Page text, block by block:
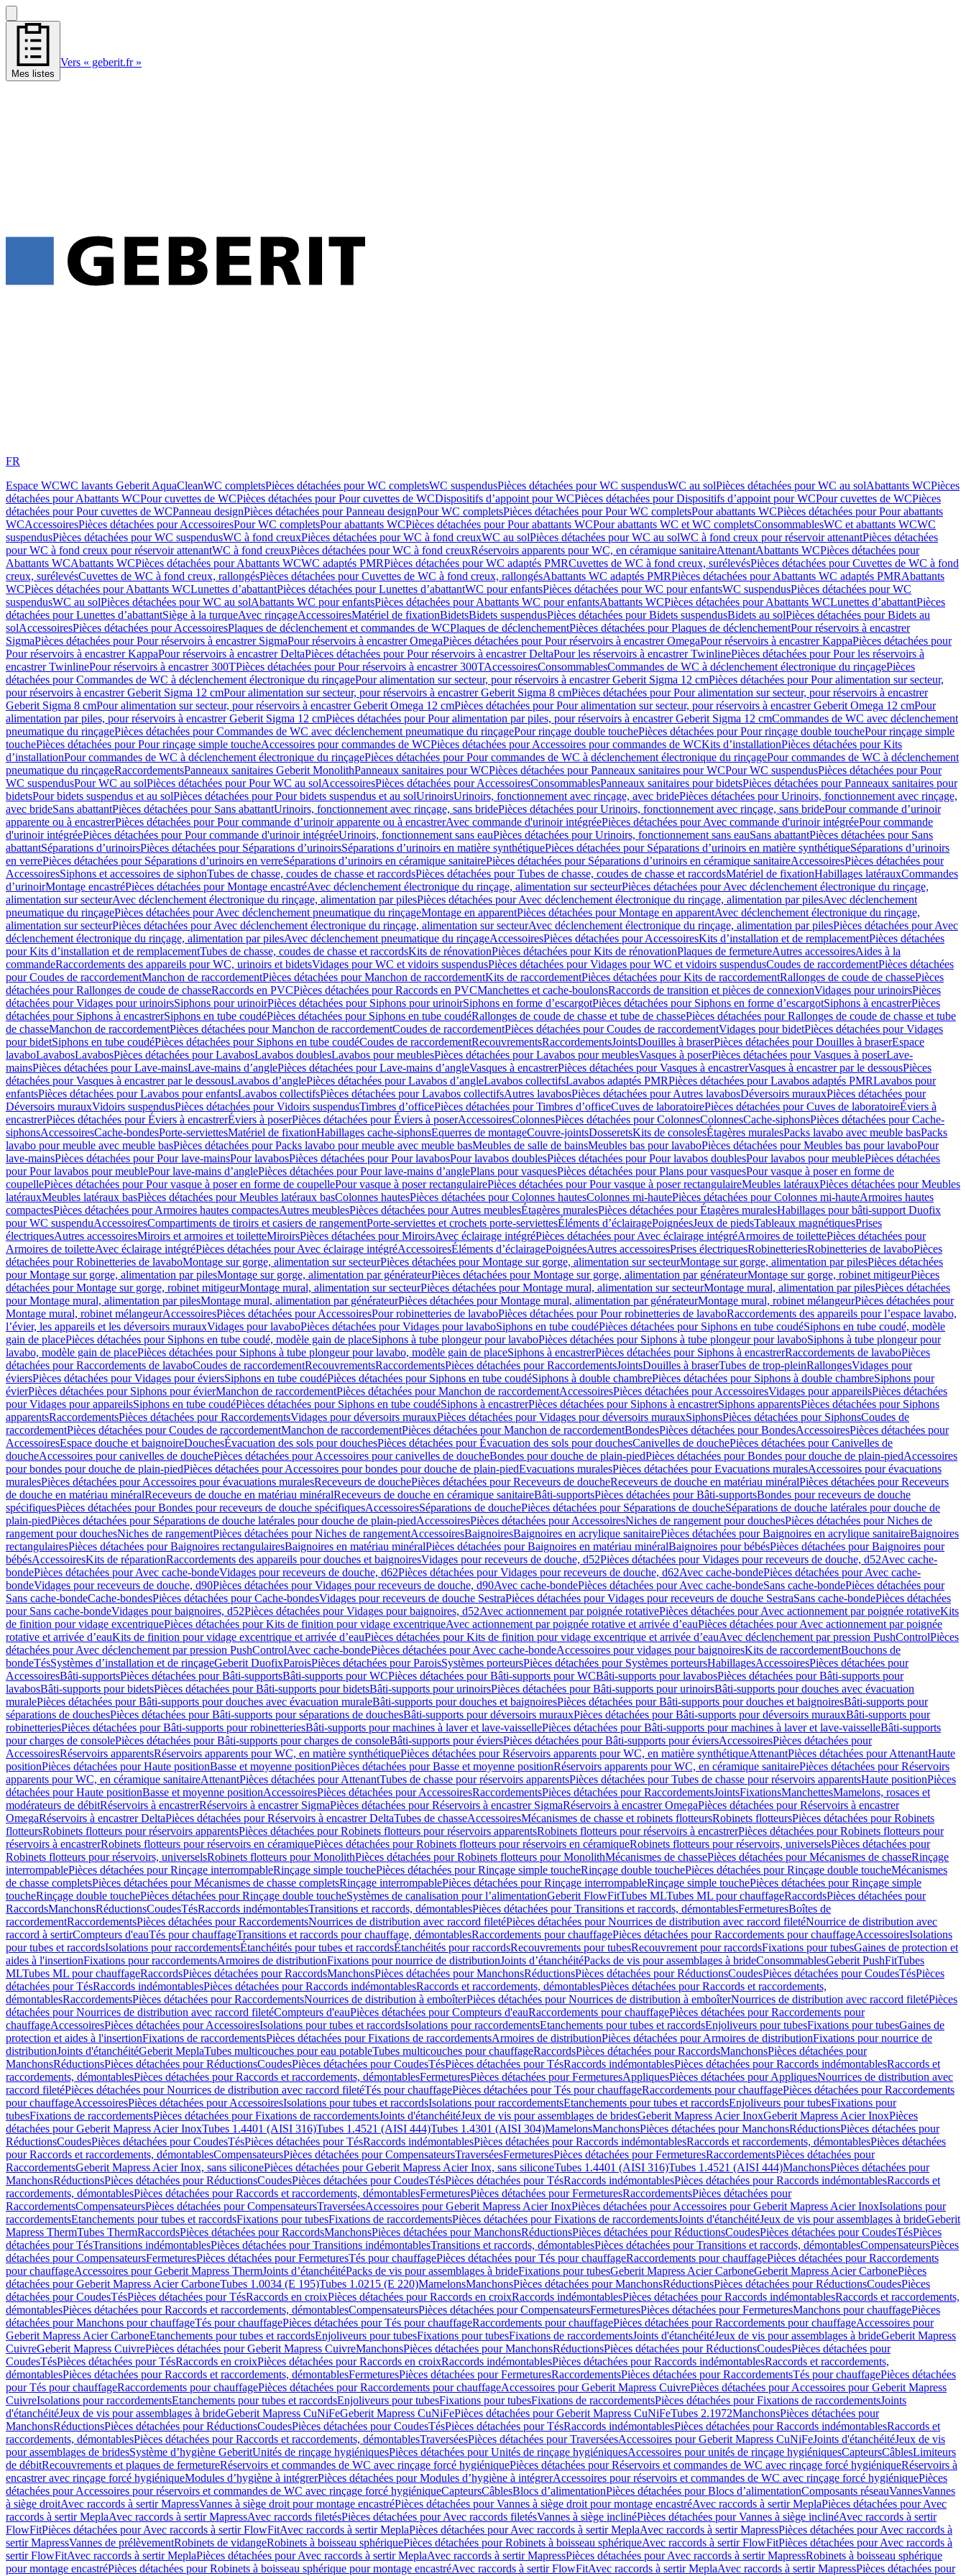
Mes listes
Vers « geberit.fr »
FR
Espace WCWC lavants Geberit AquaCleanWC completsPièces détachées pour WC completsWC suspendusPièces détachées pour WC suspendusWC au solPièces détachées pour WC au solAbattants WCPièces
détachées pour Abattants WCPour cuvettes de WCPièces détachées pour Pour cuvettes de WCDispositifs d’appoint pour WCPièces détachées pour Dispositifs d’appoint pour WCPour cuvettes de WCPièces
détachées pour Pour cuvettes de WCPanneau designPièces détachées pour Panneau designPour WC completsPièces détachées pour Pour WC completsPour abattants WCPièces détachées pour Pour abattants
WCAccessoiresPièces détachées pour AccessoiresPour WC completsPour abattants WCPièces détachées pour Pour abattants WCPour abattants WC et WC completsConsommablesWC et abattants WCWC
suspendusPièces détachées pour WC suspendusWC à fond creuxPièces détachées pour WC à fond creuxWC au solPièces détachées pour WC au solWC à fond creux pour réservoir attenantPièces détachées
pour WC à fond creux pour réservoir attenantWC à fond creuxPièces détachées pour WC à fond creuxRéservoirs apparents pour WC, en céramique sanitaireAttenantAbattants WCPièces détachées pour
Abattants WCAbattants WCPièces détachées pour Abattants WCWC adaptés PMRPièces détachées pour WC adaptés PMRCuvettes de WC à fond creux, surélevésPièces détachées pour Cuvettes de WC à fond
creux, surélevésCuvettes de WC à fond creux, rallongésPièces détachées pour Cuvettes de WC à fond creux, rallongésAbattants WC adaptés PMRPièces détachées pour Abattants WC adaptés PMRAbattants
WCPièces détachées pour Abattants WCLunettes d’abattantPièces détachées pour Lunettes d’abattantWC pour enfantsPièces détachées pour WC pour enfantsWC suspendusPièces détachées pour WC
suspendusWC au solPièces détachées pour WC au solAbattants WC pour enfantsPièces détachées pour Abattants WC pour enfantsAbattants WCPièces détachées pour Abattants WCLunettes d’abattantPièces
détachées pour Lunettes d’abattantSiège à la turqueAvec rinçageAccessoiresMatériel de fixationBidetsBidets suspendusPièces détachées pour Bidets suspendusBidets au solPièces détachées pour Bidets au
solAccessoiresPièces détachées pour AccessoiresPlaques de déclenchement et commandes de WCPlaques de déclenchementPièces détachées pour Plaques de déclenchementPour réservoirs à encastrer
SigmaPièces détachées pour Pour réservoirs à encastrer SigmaPour réservoirs à encastrer OmegaPièces détachées pour Pour réservoirs à encastrer OmegaPour réservoirs à encastrer KappaPièces détachées pour
Pour réservoirs à encastrer KappaPour réservoirs à encastrer DeltaPièces détachées pour Pour réservoirs à encastrer DeltaPour les réservoirs à encastrer TwinlinePièces détachées pour Pour les réservoirs à
encastrer TwinlinePour réservoirs à encastrer 300TPièces détachées pour Pour réservoirs à encastrer 300TAccessoiresConsommablesCommandes de WC à déclenchement électronique du rinçagePièces
détachées pour Commandes de WC à déclenchement électronique du rinçagePour alimentation sur secteur, pour réservoirs à encastrer Geberit Sigma 12 cmPièces détachées pour Pour alimentation sur secteur,
pour réservoirs à encastrer Geberit Sigma 12 cmPour alimentation sur secteur, pour réservoirs à encastrer Geberit Sigma 8 cmPièces détachées pour Pour alimentation sur secteur, pour réservoirs à encastrer
Geberit Sigma 8 cmPour alimentation sur secteur, pour réservoirs à encastrer Geberit Omega 12 cmPièces détachées pour Pour alimentation sur secteur, pour réservoirs à encastrer Geberit Omega 12 cmPour
alimentation par piles, pour réservoirs à encastrer Geberit Sigma 12 cmPièces détachées pour Pour alimentation par piles, pour réservoirs à encastrer Geberit Sigma 12 cmCommandes de WC avec déclenchement
pneumatique du rinçagePièces détachées pour Commandes de WC avec déclenchement pneumatique du rinçagePour rinçage double touchePièces détachées pour Pour rinçage double touchePour rinçage simple
touchePièces détachées pour Pour rinçage simple toucheAccessoires pour commandes de WCPièces détachées pour Accessoires pour commandes de WCKits d’installationPièces détachées pour Kits
d’installationPour commandes de WC à déclenchement électronique du rinçagePièces détachées pour Pour commandes de WC à déclenchement électronique du rinçagePour commandes de WC à déclenchement
pneumatique du rinçageRaccordementsPanneaux sanitaires Geberit MonolithPanneaux sanitaires pour WCPièces détachées pour Panneaux sanitaires pour WCPour WC suspendusPièces détachées pour Pour
WC suspendusPour WC au solPièces détachées pour Pour WC au solAccessoiresPièces détachées pour AccessoiresConsommablesPanneaux sanitaires pour bidetsPièces détachées pour Panneaux sanitaires pour
bidetsPour bidets suspendus et au solPièces détachées pour Pour bidets suspendus et au solUrinoirsUrinoirs, fonctionnement avec rinçage, avec bridePièces détachées pour Urinoirs, fonctionnement avec rinçage,
avec brideSans abattantPièces détachées pour Sans abattantUrinoirs, fonctionnement avec rinçage, sans bridePièces détachées pour Urinoirs, fonctionnement avec rinçage, sans bridePour commande d’urinoir
apparente ou à encastrerPièces détachées pour Pour commande d’urinoir apparente ou à encastrerAvec commande d'urinoir intégréePièces détachées pour Avec commande d'urinoir intégréePour commande
d'urinoir intégréePièces détachées pour Pour commande d'urinoir intégréeUrinoirs, fonctionnement sans eauPièces détachées pour Urinoirs, fonctionnement sans eauSans abattantPièces détachées pour Sans
abattantSéparations d’urinoirsPièces détachées pour Séparations d’urinoirsSéparations d’urinoirs en matière synthétiquePièces détachées pour Séparations d’urinoirs en matière synthétiqueSéparations d’urinoirs
en verrePièces détachées pour Séparations d’urinoirs en verreSéparations d’urinoirs en céramique sanitairePièces détachées pour Séparations d’urinoirs en céramique sanitaireAccessoiresPièces détachées pour
AccessoiresSiphons et accessoires de siphonTubes de chasse, coudes de chasse et raccordsPièces détachées pour Tubes de chasse, coudes de chasse et raccordsMatériel de fixationHabillages latérauxCommandes
dʼurinoirMontage encastréPièces détachées pour Montage encastréAvec déclenchement électronique du rinçage, alimentation sur secteurPièces détachées pour Avec déclenchement électronique du rinçage,
alimentation sur secteurAvec déclenchement électronique du rinçage, alimentation par pilesPièces détachées pour Avec déclenchement électronique du rinçage, alimentation par pilesAvec déclenchement
pneumatique du rinçagePièces détachées pour Avec déclenchement pneumatique du rinçageMontage en apparentPièces détachées pour Montage en apparentAvec déclenchement électronique du rinçage,
alimentation sur secteurPièces détachées pour Avec déclenchement électronique du rinçage, alimentation sur secteurAvec déclenchement électronique du rinçage, alimentation par pilesPièces détachées pour Avec
déclenchement électronique du rinçage, alimentation par pilesAvec déclenchement pneumatique du rinçageAccessoiresPièces détachées pour AccessoiresKits d’installation et de remplacementPièces détachées
pour Kits d’installation et de remplacementTubes de chasse, coudes de chasse et raccordsKits de rénovationPièces détachées pour Kits de rénovationPlaques de fermetureAutres accessoiresAides à la
commandeRaccordements des appareils pour WC, urinoirs et bidetsVidages pour WC et vidoirs suspendusPièces détachées pour Vidages pour WC et vidoirs suspendusCoudes de raccordementPièces détachées
pour Coudes de raccordementManchon de raccordementPièces détachées pour Manchon de raccordementKits de raccordementPièces détachées pour Kits de raccordementRallonges de coude de chassePièces
détachées pour Rallonges de coude de chasseRaccords en PVCPièces détachées pour Raccords en PVCManchettes et cache-boulonsRaccords de transition et pièces de connexionVidages pour urinoirsPièces
détachées pour Vidages pour urinoirsSiphons pour urinoirPièces détachées pour Siphons pour urinoirSiphons en forme d’escargotPièces détachées pour Siphons en forme d’escargotSiphons à encastrerPièces
détachées pour Siphons à encastrerSiphons en tube coudéPièces détachées pour Siphons en tube coudéRallonges de coude de chasse et tube de chassePièces détachées pour Rallonges de coude de chasse et tube
de chasseManchon de raccordementPièces détachées pour Manchon de raccordementCoudes de raccordementPièces détachées pour Coudes de raccordementVidages pour bidetPièces détachées pour Vidages
pour bidetSiphons en tube coudéPièces détachées pour Siphons en tube coudéCoudes de raccordementRecouvrementsRaccordementsJointsDouilles à braserPièces détachées pour Douilles à braserEspace
lavaboLavabosLavabosPièces détachées pour LavabosLavabos doublesLavabos pour meublesPièces détachées pour Lavabos pour meublesVasques à poserPièces détachées pour Vasques à poserLave-
mainsPièces détachées pour Lave-mainsLave-mains d’anglePièces détachées pour Lave-mains d’angleVasques à encastrerPièces détachées pour Vasques à encastrerVasques à encastrer par le dessousPièces
détachées pour Vasques à encastrer par le dessousLavabos d’anglePièces détachées pour Lavabos d’angleLavabos collectifsLavabos adaptés PMRPièces détachées pour Lavabos adaptés PMRLavabos pour
enfantsPièces détachées pour Lavabos pour enfantsLavabos collectifsPièces détachées pour Lavabos collectifsAutres lavabosPièces détachées pour Autres lavabosDéversoirs murauxPièces détachées pour
Déversoirs murauxVidoirs suspendusPièces détachées pour Vidoirs suspendusTimbres dʼofficePièces détachées pour Timbres dʼofficeCuves de laboratoirePièces détachées pour Cuves de laboratoireÉviers à
encastrerPièces détachées pour Éviers à encastrerÉviers à poserPièces détachées pour Éviers à poserAccessoiresColonnesPièces détachées pour ColonnesColonnesCache-siphonsPièces détachées pour Cache-
siphonsAccessoiresCache-bondesPorte-serviettesMatériel de fixationHabillages cache-siphonsEquerres de montageCouvre-jointsDosseretsKits de consolesÉtagères muralesPacks lavabo avec meuble basPacks
lavabo pour meuble avec meuble basPièces détachées pour Packs lavabo pour meuble avec meuble basMeubles de salle de bainsMeubles bas pour lavaboPièces détachées pour Meubles bas pour lavaboPour
lave-mainsPièces détachées pour Pour lave-mainsPour lavabosPièces détachées pour Pour lavabosPour lavabos doublesPièces détachées pour Pour lavabos doublesPour lavabos pour meublePièces détachées
pour Pour lavabos pour meublePour lave-mains d’anglePièces détachées pour Pour lave-mains d’anglePlans pour vasquesPièces détachées pour Plans pour vasquesPour vasque à poser en forme de
coupellePièces détachées pour Pour vasque à poser en forme de coupellePour vasque à poser rectangulairePièces détachées pour Pour vasque à poser rectangulaireMeubles latérauxPièces détachées pour Meubles
latérauxMeubles latéraux basPièces détachées pour Meubles latéraux basColonnes hautesPièces détachées pour Colonnes hautesColonnes mi-hautePièces détachées pour Colonnes mi-hauteArmoires hautes
compactesPièces détachées pour Armoires hautes compactesAutres meublesPièces détachées pour Autres meublesÉtagères muralesPièces détachées pour Étagères muralesHabillages pour bâti-support Duofix
pour WC suspenduAccessoiresCompartiments de tiroirs et casiers de rangementPorte-serviettes et crochets porte-serviettesÉléments d’éclairagePoignéesJeux de piedsTableaux magnétiquesPrises
électriquesAutres accessoiresMiroirs et armoires et toiletteMiroirsPièces détachées pour MiroirsAvec éclairage intégréPièces détachées pour Avec éclairage intégréArmoires de toilettePièces détachées pour
Armoires de toiletteAvec éclairage intégréPièces détachées pour Avec éclairage intégréAccessoiresÉléments d’éclairagePoignéesAutres accessoiresPrises électriquesRobinetteriesRobinetteries de lavaboPièces
détachées pour Robinetteries de lavaboMontage sur gorge, alimentation sur secteurPièces détachées pour Montage sur gorge, alimentation sur secteurMontage sur gorge, alimentation par pilesPièces détachées
pour Montage sur gorge, alimentation par pilesMontage sur gorge, alimentation par générateurPièces détachées pour Montage sur gorge, alimentation par générateurMontage sur gorge, robinet mitigeurPièces
détachées pour Montage sur gorge, robinet mitigeurMontage mural, alimentation sur secteurPièces détachées pour Montage mural, alimentation sur secteurMontage mural, alimentation par pilesPièces détachées
pour Montage mural, alimentation par pilesMontage mural, alimentation par générateurPièces détachées pour Montage mural, alimentation par générateurMontage mural, robinet mélangeurPièces détachées pour
Montage mural, robinet mélangeurAccessoiresPièces détachées pour AccessoiresPour robinetteries de lavaboPièces détachées pour Pour robinetteries de lavaboRaccordements des appareils pour l’espace lavabo,
l’évier, les appareils et les déversoirs murauxVidages pour lavaboPièces détachées pour Vidages pour lavaboSiphons en tube coudéPièces détachées pour Siphons en tube coudéSiphons en tube coudé, modèle
gain de placePièces détachées pour Siphons en tube coudé, modèle gain de placeSiphons à tube plongeur pour lavaboPièces détachées pour Siphons à tube plongeur pour lavaboSiphons à tube plongeur pour
lavabo, modèle gain de placePièces détachées pour Siphons à tube plongeur pour lavabo, modèle gain de placeSiphons à encastrerPièces détachées pour Siphons à encastrerRaccordements de lavaboPièces
détachées pour Raccordements de lavaboCoudes de raccordementRecouvrementsRaccordementsPièces détachées pour RaccordementsJointsDouilles à braserTubes de trop-pleinRallongesVidages pour
éviersPièces détachées pour Vidages pour éviersSiphons en tube coudéPièces détachées pour Siphons en tube coudéSiphons à double chambrePièces détachées pour Siphons à double chambreSiphons pour
évierPièces détachées pour Siphons pour évierManchon de raccordementPièces détachées pour Manchon de raccordementAccessoiresPièces détachées pour AccessoiresVidages pour appareilsPièces détachées
pour Vidages pour appareilsSiphons en tube coudéPièces détachées pour Siphons en tube coudéSiphons à encastrerPièces détachées pour Siphons à encastrerSiphons apparentsPièces détachées pour Siphons
apparentsRaccordementsPièces détachées pour RaccordementsVidages pour déversoirs murauxPièces détachées pour Vidages pour déversoirs murauxSiphonsPièces détachées pour SiphonsCoudes de
raccordementPièces détachées pour Coudes de raccordementManchon de raccordementPièces détachées pour Manchon de raccordementBondesPièces détachées pour BondesAccessoiresPièces détachées pour
AccessoiresEspace douche et baignoireDouchesÉvacuation des sols pour douchesPièces détachées pour Évacuation des sols pour douchesCanivelles de douchePièces détachées pour Canivelles de
doucheAccessoires pour canivelles de douchePièces détachées pour Accessoires pour canivelles de doucheBondes pour douche de plain-piedPièces détachées pour Bondes pour douche de plain-piedAccessoires
pour bondes pour douche de plain-piedPièces détachées pour Accessoires pour bondes pour douche de plain-piedEvacuations muralesPièces détachées pour Evacuations muralesAccessoires pour évacuations
muralesPièces détachées pour Accessoires pour évacuations muralesReceveurs de douchePièces détachées pour Receveurs de doucheReceveurs de douche en matériau minéralPièces détachées pour Receveurs
de douche en matériau minéralReceveurs de douche en matériau minéralReceveurs de douche en céramique sanitaireBâti-supportsPièces détachées pour Bâti-supportsBondes pour receveurs de douche
spécifiquesPièces détachées pour Bondes pour receveurs de douche spécifiquesAccessoiresSéparations de douchePièces détachées pour Séparations de doucheSéparations de douche latérales pour douche de
plain-piedPièces détachées pour Séparations de douche latérales pour douche de plain-piedAccessoiresPièces détachées pour AccessoiresNiches de rangement pour douchesPièces détachées pour Niches de
rangement pour douchesNiches de rangementPièces détachées pour Niches de rangementAccessoiresBaignoiresBaignoires en acrylique sanitairePièces détachées pour Baignoires en acrylique sanitaireBaignoires
rectangulairesPièces détachées pour Baignoires rectangulairesBaignoires en matériau minéralPièces détachées pour Baignoires en matériau minéralBaignoires pour bébésPièces détachées pour Baignoires pour
bébésAccessoiresKits de réparationRaccordements des appareils pour douches et baignoiresVidages pour receveurs de douche, d52Pièces détachées pour Vidages pour receveurs de douche, d52Avec cache-
bondePièces détachées pour Avec cache-bondeVidages pour receveurs de douche, d62Pièces détachées pour Vidages pour receveurs de douche, d62Avec cache-bondePièces détachées pour Avec cache-
bondeVidages pour receveurs de douche, d90Pièces détachées pour Vidages pour receveurs de douche, d90Avec cache-bondePièces détachées pour Avec cache-bondeSans cache-bondePièces détachées pour
Sans cache-bondeCache-bondesPièces détachées pour Cache-bondesVidages pour receveurs de douche SestraPièces détachées pour Vidages pour receveurs de douche SestraSans cache-bondePièces détachées
pour Sans cache-bondeVidages pour baignoires, d52Pièces détachées pour Vidages pour baignoires, d52Avec actionnement par poignée rotativePièces détachées pour Avec actionnement par poignée rotativeKits
de finition pour vidage excentriquePièces détachées pour Kits de finition pour vidage excentriqueAvec actionnement par poignée rotative et arrivée d’eauPièces détachées pour Avec actionnement par poignée
rotative et arrivée d’eauKits de finition pour vidage excentrique et arrivée d’eauPièces détachées pour Kits de finition pour vidage excentrique et arrivée d’eauAvec déclenchement par pression PushControlPièces
détachées pour Avec déclenchement par pression PushControlAvec cache-bondePièces détachées pour Avec cache-bondeAccessoires pour vidages pour baignoiresKits de raccordementBouchons de
bondeTésSystèmes d’installation et de rinçageGeberit DuofixParoisPièces détachées pour ParoisSystèmes porteursPièces détachées pour Systèmes porteursHabillagesAccessoiresPièces détachées pour
AccessoiresBâti-supportsPièces détachées pour Bâti-supportsBâti-supports pour WCPièces détachées pour Bâti-supports pour WCBâti-supports pour lavabosPièces détachées pour Bâti-supports pour
lavabosBâti-supports pour bidetsPièces détachées pour Bâti-supports pour bidetsBâti-supports pour urinoirsPièces détachées pour Bâti-supports pour urinoirsBâti-supports pour douches avec évacuation
muralePièces détachées pour Bâti-supports pour douches avec évacuation muraleBâti-supports pour douches et baignoiresPièces détachées pour Bâti-supports pour douches et baignoiresBâti-supports pour
séparations de douchesPièces détachées pour Bâti-supports pour séparations de douchesBâti-supports pour déversoirs murauxPièces détachées pour Bâti-supports pour déversoirs murauxBâti-supports pour
robinetteriesPièces détachées pour Bâti-supports pour robinetteriesBâti-supports pour machines à laver et lave-vaissellePièces détachées pour Bâti-supports pour machines à laver et lave-vaisselleBâti-supports
pour charges de consolePièces détachées pour Bâti-supports pour charges de consoleBâti-supports pour éviersPièces détachées pour Bâti-supports pour éviersAccessoiresPièces détachées pour
AccessoiresRéservoirs apparentsRéservoirs apparents pour WC, en matière synthétiquePièces détachées pour Réservoirs apparents pour WC, en matière synthétiqueAttenantPièces détachées pour AttenantHaute
positionPièces détachées pour Haute positionBasse et moyenne positionPièces détachées pour Basse et moyenne positionRéservoirs apparents pour WC, en céramique sanitairePièces détachées pour Réservoirs
apparents pour WC, en céramique sanitaireAttenantPièces détachées pour AttenantTubes de chasse pour réservoirs apparentsPièces détachées pour Tubes de chasse pour réservoirs apparentsHaute positionPièces
détachées pour Haute positionBasse et moyenne positionAccessoiresPièces détachées pour AccessoiresRaccordementsPièces détachées pour RaccordementsJointsFixationsManchettesMamelons, rosaces et
modérateurs de débitRéservoirs à encastrerRéservoirs à encastrer SigmaPièces détachées pour Réservoirs à encastrer SigmaRéservoirs à encastrer OmegaPièces détachées pour Réservoirs à encastrer
OmegaRéservoirs à encastrer DeltaPièces détachées pour Réservoirs à encastrer DeltaTubes de chasseAccessoiresMécanismes de chasse et robinets flotteursRobinets flotteursPièces détachées pour Robinets
flotteursRobinets flotteurs pour réservoirs apparentsPièces détachées pour Robinets flotteurs pour réservoirs apparentsRobinets flotteurs pour réservoirs à encastrerPièces détachées pour Robinets flotteurs pour
réservoirs à encastrerRobinets flotteurs pour réservoirs en céramiquePièces détachées pour Robinets flotteurs pour réservoirs en céramiqueRobinets flotteurs pour réservoirs, universelsPièces détachées pour
Robinets flotteurs pour réservoirs, universelsRobinets flotteurs pour MonolithPièces détachées pour Robinets flotteurs pour MonolithMécanismes de chassePièces détachées pour Mécanismes de chasseRinçage
interrompablePièces détachées pour Rinçage interrompableRinçage simple touchePièces détachées pour Rinçage simple toucheRinçage double touchePièces détachées pour Rinçage double toucheMécanismes
de chasse completsPièces détachées pour Mécanismes de chasse completsRinçage interrompablePièces détachées pour Rinçage interrompableRinçage simple touchePièces détachées pour Rinçage simple
toucheRinçage double touchePièces détachées pour Rinçage double toucheSystèmes de canalisation pour l’alimentationGeberit FlowFitTubes MLTubes ML pour chauffageRaccordsPièces détachées pour
RaccordsManchonsRéductionsCoudesTésRaccords indémontablesTransitions et raccords, démontablesPièces détachées pour Transitions et raccords, démontablesFermeturesBoîtes de
raccordementRaccordementsPièces détachées pour RaccordementsNourrices de distribution avec raccord filetéPièces détachées pour Nourrices de distribution avec raccord filetéNourrice de distribution avec
raccord à sertirCompteurs d'eauTés pour chauffageTransitions et raccords pour chauffage, démontablesRaccordements pour chauffagePièces détachées pour Raccordements pour chauffageAccessoiresIsolations
pour tubes et raccordsIsolations pour raccordementsÉtanchéités pour tubes et raccordsÉtanchéités pour raccordsRecouvrements pour tubesRecouvrement pour raccordsFixations pour tubesGaines de protection et
aides à l'insertionFixations pour raccordementsArmoires de distributionFixations pour nourrice de distributionJoints d’étanchéitéPacks de vis pour assemblages à brideConsommablesGeberit PushFitTubes
MLTubes ML pour chauffageRaccordsPièces détachées pour RaccordsManchonsPièces détachées pour ManchonsRéductionsPièces détachées pour RéductionsCoudesPièces détachées pour CoudesTésPièces
détachées pour TésRaccords indémontablesPièces détachées pour Raccords indémontablesRaccords et raccordements, démontablesPièces détachées pour Raccords et raccordements,
démontablesRaccordementsPièces détachées pour RaccordementsNourrices de distribution à emboîterPièces détachées pour Nourrices de distribution à emboîterNourrices de distribution avec raccord filetéPièces
détachées pour Nourrices de distribution avec raccord filetéCompteurs d'eauPièces détachées pour Compteurs d'eauRaccordements pour chauffagePièces détachées pour Raccordements pour
chauffageAccessoiresPièces détachées pour AccessoiresIsolations pour tubes et raccordsIsolations pour raccordementsEtanchements pour tubes et raccordsEnjoliveurs pour tubesFixations pour tubesGaines de
protection et aides à l'insertionFixations de raccordementsPièces détachées pour Fixations de raccordementsArmoires de distributionPièces détachées pour Armoires de distributionFixations pour nourrice de
distributionJoints d'étanchéitéGeberit MeplaTubes multicouches pour eau potableTubes multicouches pour chauffageRaccordsPièces détachées pour RaccordsManchonsPièces détachées pour
ManchonsRéductionsPièces détachées pour RéductionsCoudesPièces détachées pour CoudesTésPièces détachées pour TésRaccords indémontablesPièces détachées pour Raccords indémontablesRaccords et
raccordements, démontablesPièces détachées pour Raccords et raccordements, démontablesFermeturesPièces détachées pour FermeturesAppliquesPièces détachées pour AppliquesNourrices de distribution avec
raccord filetéPièces détachées pour Nourrices de distribution avec raccord filetéTés pour chauffagePièces détachées pour Tés pour chauffageRaccordements pour chauffagePièces détachées pour Raccordements
pour chauffageAccessoiresPièces détachées pour AccessoiresIsolations pour tubes et raccordsIsolations pour raccordementsEtanchements pour tubes et raccordsEnjoliveurs pour tubesFixations pour
tubesFixations de raccordementsPièces détachées pour Fixations de raccordementsJoints d'étanchéitéJeux de vis pour assemblages de bridesGeberit Mapress Acier InoxGeberit Mapress Acier InoxPièces
détachées pour Geberit Mapress Acier InoxTubes 1.4401 (AISI 316)Tubes 1.4521 (AISI 444)Tubes 1.4301 (AISI 304)MamelonsManchonsPièces détachées pour ManchonsRéductionsPièces détachées pour
RéductionsCoudesPièces détachées pour CoudesTésPièces détachées pour TésRaccords indémontablesPièces détachées pour Raccords indémontablesRaccords et raccordements, démontablesPièces détachées
pour Raccords et raccordements, démontablesCompensateursPièces détachées pour CompensateursTraverséesFermeturesPièces détachées pour FermeturesRaccordementsPièces détachées pour
RaccordementsGeberit Mapress Acier Inox, sans siliconePièces détachées pour Geberit Mapress Acier Inox, sans siliconeTubes 1.4401 (AISI 316)Tubes 1.4521 (AISI 444)ManchonsPièces détachées pour
ManchonsRéductionsPièces détachées pour RéductionsCoudesPièces détachées pour CoudesTésPièces détachées pour TésRaccords indémontablesPièces détachées pour Raccords indémontablesRaccords et
raccordements, démontablesPièces détachées pour Raccords et raccordements, démontablesFermeturesPièces détachées pour FermeturesRaccordementsPièces détachées pour
RaccordementsCompensateursPièces détachées pour CompensateursTraverséesAccessoires pour Geberit Mapress Acier InoxPièces détachées pour Accessoires pour Geberit Mapress Acier InoxIsolations pour
raccordementsEtanchements pour tubes et raccordsFixations pour tubesFixations de raccordementsPièces détachées pour Fixations de raccordementsJoints d'étanchéitéJeux de vis pour assemblages à brideGeberit
Mapress ThermTubes ThermRaccordsPièces détachées pour RaccordsManchonsPièces détachées pour ManchonsRéductionsPièces détachées pour RéductionsCoudesPièces détachées pour CoudesTésPièces
détachées pour TésTransitions indémontablesPièces détachées pour Transitions indémontablesTransitions et raccords, démontablesPièces détachées pour Transitions et raccords, démontablesCompensateursPièces
détachées pour CompensateursFermeturesPièces détachées pour FermeturesTés pour chauffagePièces détachées pour Tés pour chauffageRaccordements pour chauffagePièces détachées pour Raccordements
pour chauffageAccessoires pour Geberit Mapress ThermJoints d’étanchéitéPacks de vis pour assemblages à brideFixations pour tubesGeberit Mapress Acier CarboneGeberit Mapress Acier CarbonePièces
détachées pour Geberit Mapress Acier CarboneTubes 1.0034 (E 195)Tubes 1.0215 (E 220)MamelonsManchonsPièces détachées pour ManchonsRéductionsPièces détachées pour RéductionsCoudesPièces
détachées pour CoudesTésPièces détachées pour TésRaccords en croixPièces détachées pour Raccords en croixRaccords indémontablesPièces détachées pour Raccords indémontablesRaccords et raccordements,
démontablesPièces détachées pour Raccords et raccordements, démontablesCompensateursPièces détachées pour CompensateursFermeturesPièces détachées pour FermeturesManchons pour chauffagePièces
détachées pour Manchons pour chauffageTés pour chauffagePièces détachées pour Tés pour chauffageRaccordements pour chauffagePièces détachées pour Raccordements pour chauffageAccessoires pour
Geberit Mapress Acier CarboneEtanchements pour tubes et raccordsEnjoliveurs pour tubesFixations pour tubesFixations de raccordementsJoints d'étanchéitéJeux de vis pour assemblages à brideGeberit Mapress
CuivreGeberit Mapress CuivrePièces détachées pour Geberit Mapress CuivreManchonsPièces détachées pour ManchonsRéductionsPièces détachées pour RéductionsCoudesPièces détachées pour
CoudesTésPièces détachées pour TésRaccords en croixPièces détachées pour Raccords en croixRaccords indémontablesPièces détachées pour Raccords indémontablesRaccords et raccordements,
démontablesPièces détachées pour Raccords et raccordements, démontablesFermeturesPièces détachées pour FermeturesRaccordementsPièces détachées pour RaccordementsTés pour chauffagePièces détachées
pour Tés pour chauffageRaccordements pour chauffagePièces détachées pour Raccordements pour chauffageAccessoires pour Geberit Mapress CuivrePièces détachées pour Accessoires pour Geberit Mapress
CuivreIsolations pour raccordementsEtanchements pour tubes et raccordsEnjoliveurs pour tubesFixations pour tubesFixations de raccordementsPièces détachées pour Fixations de raccordementsJoints
d'étanchéitéJeux de vis pour assemblages à brideGeberit Mapress CuNiFeGeberit Mapress CuNiFePièces détachées pour Geberit Mapress CuNiFeTubes 2.1972ManchonsPièces détachées pour
ManchonsRéductionsPièces détachées pour RéductionsCoudesPièces détachées pour CoudesTésPièces détachées pour TésRaccords indémontablesPièces détachées pour Raccords indémontablesRaccords et
raccordements, démontablesPièces détachées pour Raccords et raccordements, démontablesTraverséesPièces détachées pour TraverséesAccessoires pour Geberit Mapress CuNiFeJoints d'étanchéitéJeux de vis
pour assemblages de bridesSystème d’hygiène GeberitUnités de rinçage hygiéniquesPièces détachées pour Unités de rinçage hygiéniquesAccessoires pour unités de rinçage hygiéniquesCapteursCâblesLimiteurs
de débitRecouvrements et plaques de fermetureRéservoirs et commandes de WC avec rinçage forcé hygiéniquePièces détachées pour Réservoirs et commandes de WC avec rinçage forcé hygiéniqueRéservoirs à
encastrer avec rinçage forcé hygiéniqueModules d’hygiène à intégrerPièces détachées pour Modules d’hygiène à intégrerAccessoires pour réservoirs et commandes de WC avec rinçage forcé hygiéniquePièces
détachées pour Accessoires pour réservoirs et commandes de WC avec rinçage forcé hygiéniqueCapteursCâblesBlocs d’alimentationPièces détachées pour Blocs d’alimentationComposants réseauVannesVannes
à siège droitAvec raccords à sertir MapressVannes à siège droit pour montage encastréPièces détachées pour Vannes à siège droit pour montage encastréAvec raccords à sertir MeplaPièces détachées pour Avec
raccords à sertir MeplaAvec raccords à sertir MapressAvec raccords filetésPièces détachées pour Avec raccords filetésVannes à siège inclinéPièces détachées pour Vannes à siège inclinéAvec raccords à sertir
FlowFitPièces détachées pour Avec raccords à sertir FlowFitAvec raccords à sertir MeplaPièces détachées pour Avec raccords à sertir MeplaAvec raccords à sertir MapressPièces détachées pour Avec raccords à
sertir MapressVannes de prélèvementRobinets de vidangeRobinets à boisseau sphériquePièces détachées pour Robinets à boisseau sphériqueAvec raccords à sertir FlowFitPièces détachées pour Avec raccords à
sertir FlowFitAvec raccords à sertir MeplaPièces détachées pour Avec raccords à sertir MeplaAvec raccords à sertir MapressPièces détachées pour Avec raccords à sertir MapressRobinets à boisseau sphérique
pour montage encastréPièces détachées pour Robinets à boisseau sphérique pour montage encastréAvec raccords à sertir FlowFitAvec raccords à sertir MeplaAvec raccords à sertir MapressPièces détachées pour